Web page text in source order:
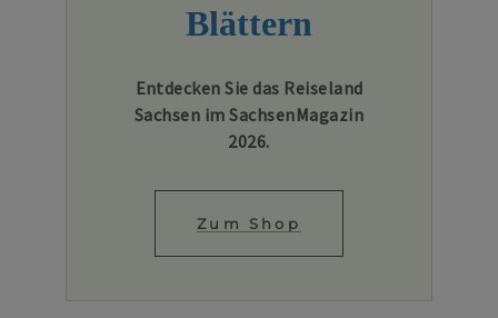
Blättern
Entdecken Sie das Reiseland
Sachsen im SachsenMagazin
2026.
Zum Shop